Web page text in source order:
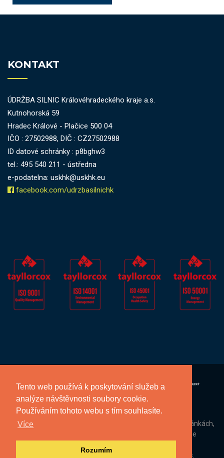
Tento web používá k poskytování služeb a
analýze návštěvnosti soubory cookie.
Používáním tohoto webu s tím souhlasíte.
Více
Rozumím
KONTAKT
ÚDRŽBA SILNIC Královéhradeckého kraje a.s.
Kutnohorská 59
Hradec Králové - Plačice 500 04
IČO : 27502988, DIČ : CZ27502988
ID datové schránky : p8bghw3
tel.: 495 540 211 - ústředna
e-podatelna: uskhk@uskhk.eu
facebook.com/udrzbasilnichk
Informace, které nám poskytnete na těchto webových stránkách,
zpracováváme dle zásad ochrany osobních údajů zde
© 2026 ÚDRŽBA SILNIC Královéhradeckého kraje a.s.